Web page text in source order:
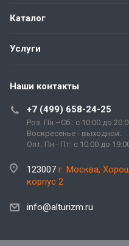
Каталог
Услуги
Наши контакты
+7 (499) 658-24-25
Роз. Пн.–Сб.: с 10:00 до
Воскресенье - выходной.
Опт. Пн - Пт: с 10:00 до
123007 г. Москва,
корпус 2
info@alturizm.ru